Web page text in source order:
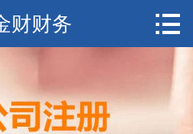
宿迁代理记账
财财务 